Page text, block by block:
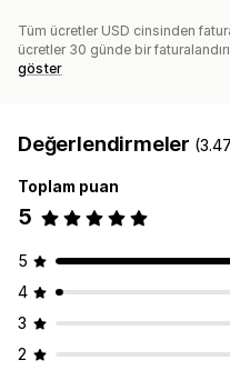
Tüm ücretler USD cinsinden
ücretler 30 günde bir
göster
Değerlendirmeler
Toplam puan
5
5
4
3
2